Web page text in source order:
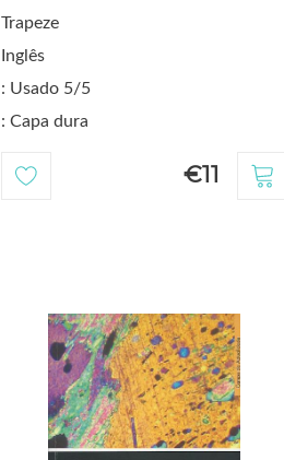
Trapeze
Inglês
: Usado 5/5
: Capa dura
€11